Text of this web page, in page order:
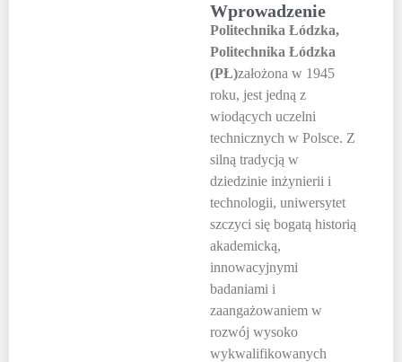
Wprowadzenie
Politechnika Łódzka,
Politechnika Łódzka
(PŁ)założona w 1945
roku, jest jedną z
wiodących uczelni
technicznych w Polsce. Z
silną tradycją w
dziedzinie inżynierii i
technologii, uniwersytet
szczyci się bogatą historią
akademicką,
innowacyjnymi
badaniami i
zaangażowaniem w
rozwój wysoko
wykwalifikowanych